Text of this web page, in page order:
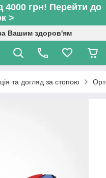
4000 грн! Перейти до
>
Вашим здоров'ям
та догляд за стопою